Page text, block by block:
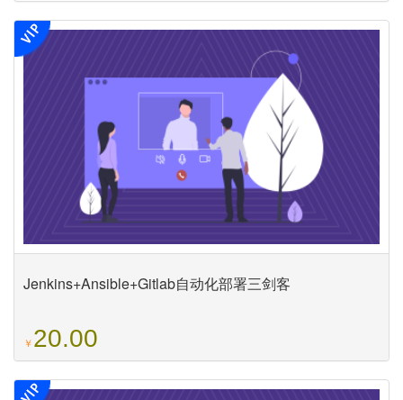
Jenkins+Ansible+Gitlab自动化部署三剑客
￥20.00